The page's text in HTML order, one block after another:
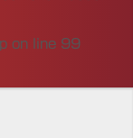
on line 99